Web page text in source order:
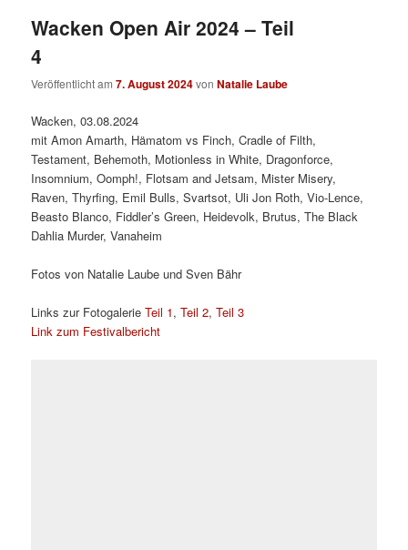
Wacken Open Air 2024 – Teil
4
Veröffentlicht am7. August 2024vonNatalie Laube
Wacken, 03.08.2024
mit Amon Amarth, Hämatom vs Finch, Cradle of Filth,
Testament, Behemoth, Motionless in White, Dragonforce,
Insomnium, Oomph!, Flotsam and Jetsam, Mister Misery,
Raven, Thyrfing, Emil Bulls, Svartsot, Uli Jon Roth, Vio-Lence,
Beasto Blanco, Fiddler’s Green, Heidevolk, Brutus, The Black
Dahlia Murder, Vanaheim
Fotos von Natalie Laube und Sven Bähr
Links zur FotogalerieTeil 1,Teil 2,Teil 3
Link zum Festivalbericht